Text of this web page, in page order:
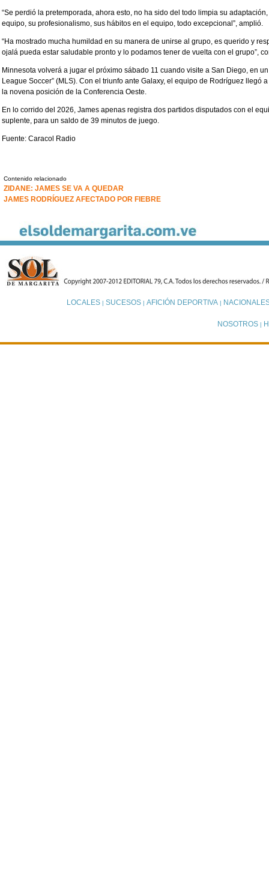
“Se perdió la pretemporada, ahora esto, no ha sido del todo limpia su
equipo, su profesionalismo, sus hábitos en el equipo, todo excepcional”, amplió.
“Ha mostrado mucha humildad en su manera de unirse al grupo, es querido y
ojalá pueda estar saludable pronto y lo podamos tener de vuelta con el grupo”,
Minnesota volverá a jugar el próximo sábado 11 cuando visite a San Diego, en
League Soccer” (MLS). Con el triunfo ante Galaxy, el equipo de Rodríguez llegó
la novena posición de la Conferencia Oeste.
En lo corrido del 2026, James apenas registra dos partidos disputados con el
suplente, para un saldo de 39 minutos de juego.
Fuente: Caracol Radio
Contenido relacionado
ZIDANE: JAMES SE VA A QUEDAR
JAMES RODRÍGUEZ AFECTADO POR FIEBRE
LOCALES| SUCESOS| AFICIÓN DEPORTIVA|
NOSOTROS |